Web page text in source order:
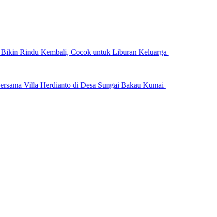
Rindu Kembali, Cocok untuk Liburan Keluarga
Villa Herdianto di Desa Sungai Bakau Kumai